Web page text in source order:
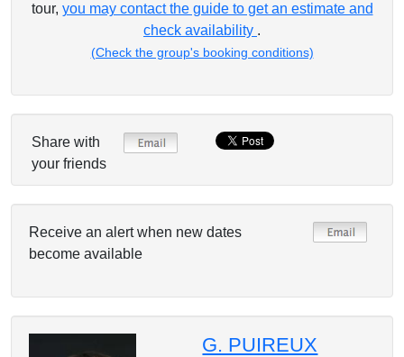
tour, you may contact the guide to get an estimate and
check availability .
(Check the group's booking conditions)
Share with
your friends
Receive an alert when new dates
become available
G. PUIREUX